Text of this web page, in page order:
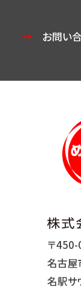
お問い
〒
名古
名駅サ